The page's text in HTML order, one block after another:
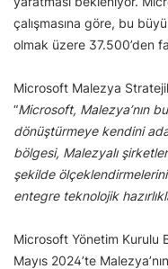
çalışmasına göre, bu
olmak üzere 37.500’den
Microsoft Malezya
“Microsoft, Malezya’nın
dönüştürmeye kendini
bölgesi, Malezyalı
şekilde
entegre teknolojik
Microsoft Yönetim Kurulu
Mayıs 2024’te